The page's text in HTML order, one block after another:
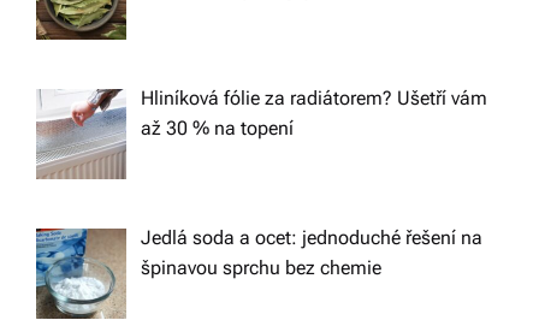
a
t
i
o
n
Hliníková fólie za radiátorem? Ušetří vám
až 30 % na topení
Jedlá soda a ocet: jednoduché řešení na
špinavou sprchu bez chemie